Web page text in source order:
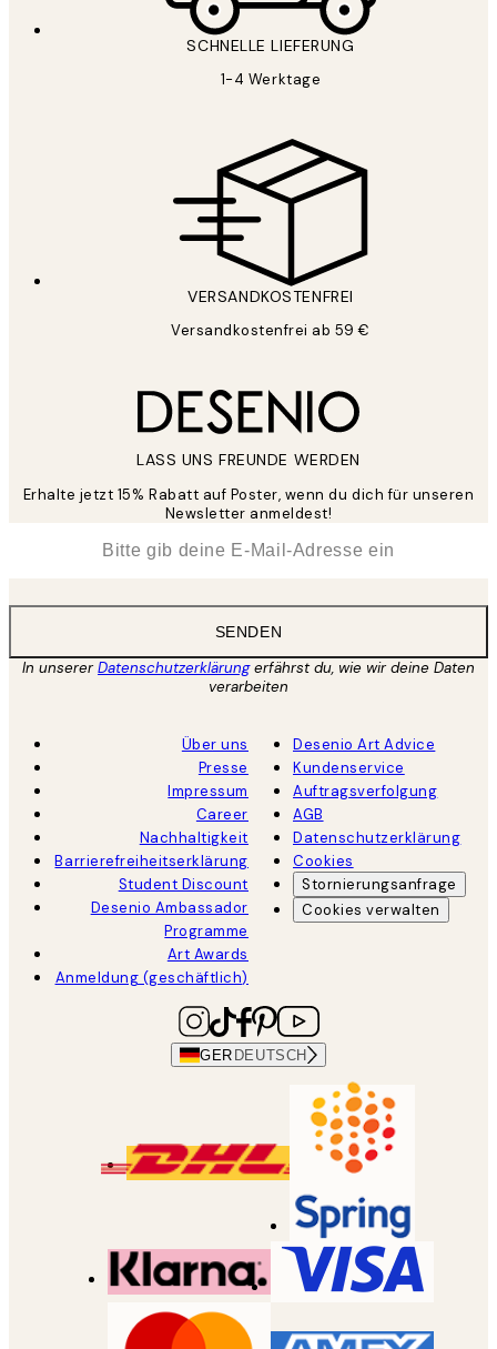
SCHNELLE LIEFERUNG
1-4 Werktage
VERSANDKOSTENFREI
Versandkostenfrei ab 59 €
LASS UNS FREUNDE WERDEN
Erhalte jetzt 15% Rabatt auf Poster, wenn du dich für unseren
Newsletter anmeldest!
SENDEN
In unsererDatenschutzerklärungerfährst du, wie wir deine Daten
verarbeiten
Über uns
Presse
Impressum
Career
Nachhaltigkeit
Barrierefreiheitserklärung
Student Discount
Desenio Ambassador
Programme
Art Awards
Anmeldung (geschäftlich)
Desenio Art Advice
Kundenservice
Auftragsverfolgung
AGB
Datenschutzerklärung
Cookies
Stornierungsanfrage
Cookies verwalten
GER DEUTSCH